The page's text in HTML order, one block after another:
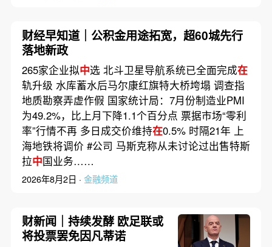
财经早知道｜公积金用途拓宽，超60城先行
落地新政
265家企业拟中选 北斗卫星导航系统已全面完成在
轨升级 水库蓄水后马尔康红旗特大桥垮塌 调查指
地质勘察弄虚作假 国家统计局：7月份制造业PMI
为49.2%，比上月下降1.1个百分点 票据市场“零利
率”行情不再 多日成交价维持在0.5% 时隔21年 上
海地铁将调价 #公司 马斯克称从未讨论过出售特斯
拉中国业务……
2026年8月2日 · 金融频道
财新闻｜持续发酵 欧足联或
将投票罢免因凡蒂诺